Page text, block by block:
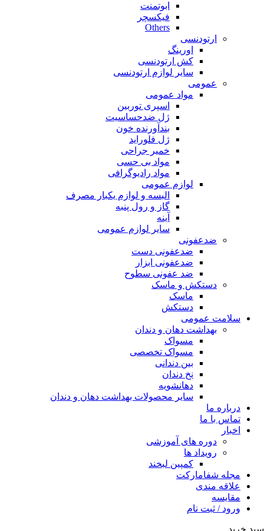
ابوتمنت
فیکسچر
Others
ارتودنسی
اورینگ
کش ارتودنسی
سایر لوازم ارتودنسی
عمومی
مواد عمومی
اسپری توربین
ژل ضدحساسیت
بندآورنده خون
ژل فلوراید
خمیر جراحی
مواد بی حسی
مواد رادیوگرافی
لوازم عمومی
البسه و لوازم یکبار مصرف
گاز و رول پنبه
آینه
سایر لوازم عمومی
ضدعفونی
ضدعفونی دست
ضدعفونی ابزار
ضد عفونی سطوح
دستکش و ماسک
ماسک
دستکش
سلامت عمومی
بهداشت دهان و دندان
مسواک
مسواک تخصصی
بین دندانی
نخ دندان
دهانشویه
سایر محصولات بهداشت دهان و دندان
درباره ما
تماس با ما
اخبار
دوره های آموزشی
رویداد ها
کمپین لبخند
مجله شفامارکت
علاقه مندی
مقایسه
ورود / ثبت نام
سبد خرید